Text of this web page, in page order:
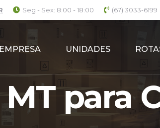
Seg - Sex: 8:00 - 18:00 (67) 3033-6199
UNIDADES
para